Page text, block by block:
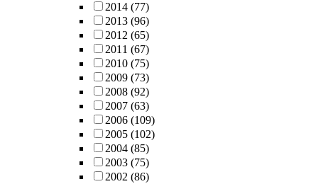
2014 (77)
2013 (96)
2012 (65)
2011 (67)
2010 (75)
2009 (73)
2008 (92)
2007 (63)
2006 (109)
2005 (102)
2004 (85)
2003 (75)
2002 (86)